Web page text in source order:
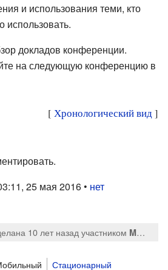
и использования теми, кто
использовать.
докладов конференции.
на следующую конференцию в
[ Хронологический вид]
25 мая 2016 • нет
10 лет назадучастником MaksTsepkov
Стационарный